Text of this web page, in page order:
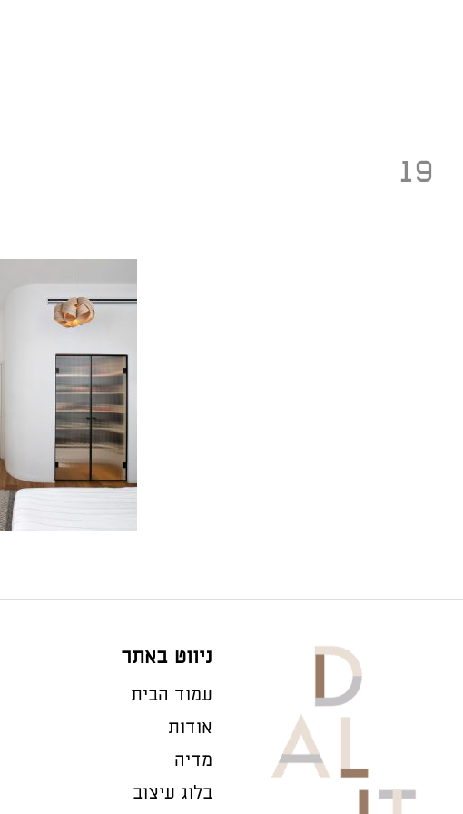
19
ניווט באתר
עמוד הבית
אודות
מדיה
בלוג עיצוב